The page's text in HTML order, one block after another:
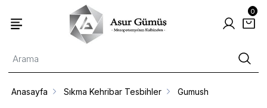
0
Anasayfa Sıkma Kehribar Tesbihler Gumush